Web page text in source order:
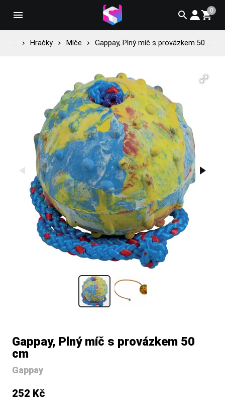
0
... Hračky Míče Gappay, Plný míč s provázkem 50 cm
Gappay, Plný míč s provázkem 50
cm
Gappay
252 Kč